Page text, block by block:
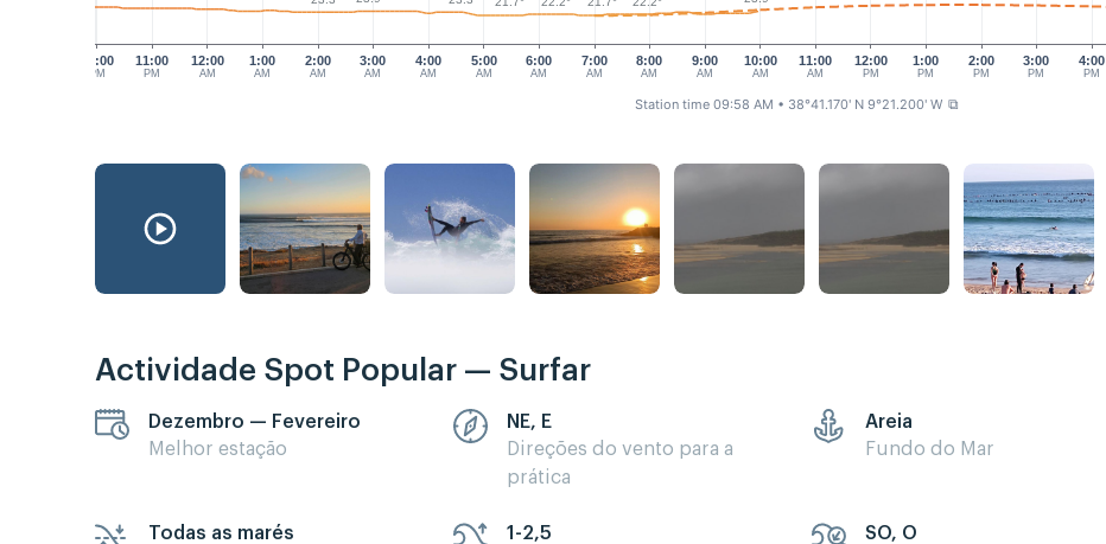
10:00
PM
11:00
PM
12:00
AM
2:00
AM
3:00
AM
4:00
AM
5:00
AM
6:00
AM
7:00
AM
8:00
AM
9:00
AM
10:00
AM
11:00
AM
12:00
PM
1:00
PM
2:00
PM
3:00
PM
4:00
PM
1:00
AM
Station time 09:58 AM • 38°41.170' N 9°21.200' W ⧉
Actividade Spot Popular — Surfar
Dezembro — Fevereiro
Melhor estação
NE, E
Direções do vento para a
prática
Areia
Fundo do Mar
Todas as marés
1-2,5
SO, O